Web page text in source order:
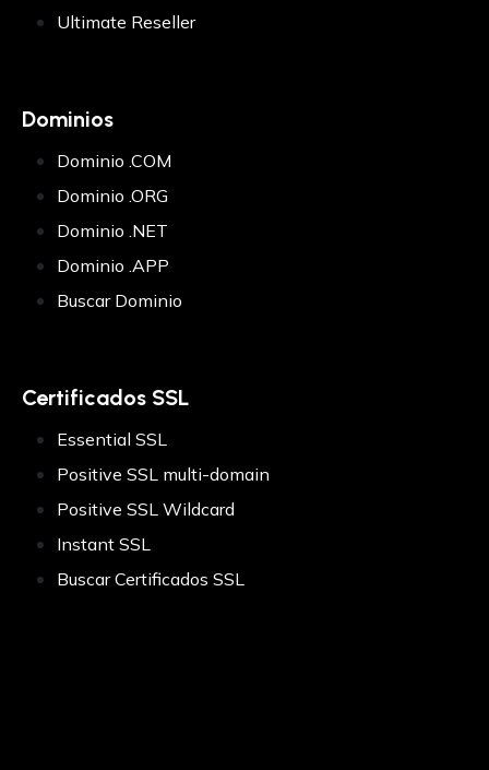
Certificado SSL
Certificado SSL
Certificado SSL
SSL Certificate (UCC)
Certificado SSL
Nosotros
Contáctenos
Latam – USD
Argentina
Bolivia
Chile
Ultimate Reseller
Dominios
Dominio .COM
Dominio .ORG
Dominio .NET
Dominio .APP
Buscar Dominio
Certificados SSL
Essential SSL
Positive SSL multi-domain
Positive SSL Wildcard
Instant SSL
Buscar Certificados SSL